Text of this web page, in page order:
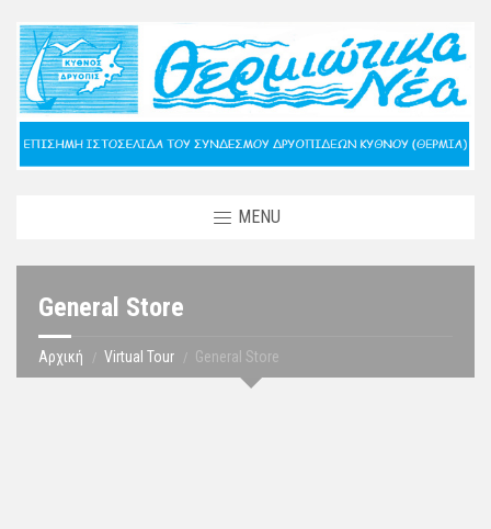
MENU
General Store
Αρχική Virtual Tour General Store